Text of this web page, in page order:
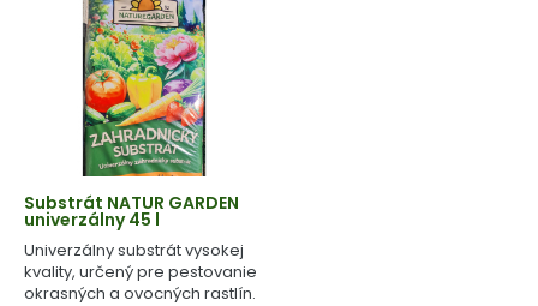
Substrát NATUR GARDEN
univerzálny 45 l
Univerzálny substrát vysokej
kvality, určený pre pestovanie
okrasných a ovocných rastlín.